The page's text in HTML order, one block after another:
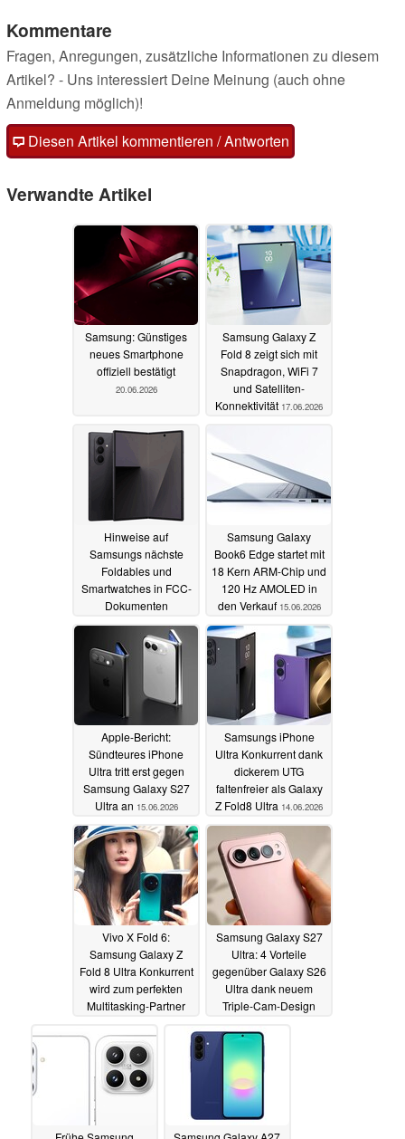
Kommentare
Fragen, Anregungen, zusätzliche Informationen zu diesem
Artikel? - Uns interessiert Deine Meinung (auch ohne
Anmeldung möglich)!
Diesen Artikel kommentieren / Antworten
Verwandte Artikel
Samsung: Günstiges
neues Smartphone
offiziell bestätigt
20.06.2026
Samsung Galaxy Z
Fold 8 zeigt sich mit
Snapdragon, WiFi 7
und Satelliten-
Konnektivität 17.06.2026
Hinweise auf
Samsungs nächste
Foldables und
Smartwatches in FCC-
Dokumenten
aufgetaucht16.06.2026
Samsung Galaxy
Book6 Edge startet mit
18 Kern ARM-Chip und
120 Hz AMOLED in
den Verkauf 15.06.2026
Apple-Bericht:
Sündteures iPhone
Ultra tritt erst gegen
Samsung Galaxy S27
Ultra an 15.06.2026
Samsungs iPhone
Ultra Konkurrent dank
dickerem UTG
faltenfreier als Galaxy
Z Fold8 Ultra 14.06.2026
Vivo X Fold 6:
Samsung Galaxy Z
Fold 8 Ultra Konkurrent
wird zum perfekten
Multitasking-Partner
Samsung Galaxy S27
Ultra: 4 Vorteile
gegenüber Galaxy S26
Ultra dank neuem
Triple-Cam-Design